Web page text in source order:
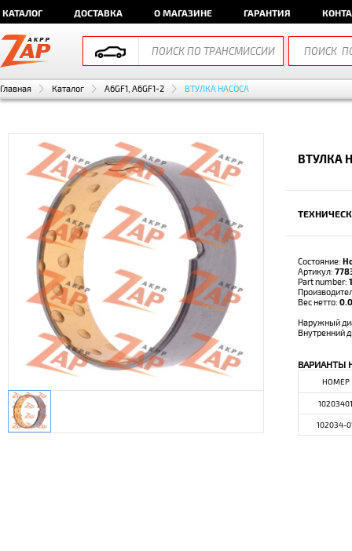
КАТАЛОГ ДОСТАВКА О МАГАЗИНЕ ГАРАНТИЯ
Главная Каталог A6GF1, A6GF1-2 ВТУЛКА НАСОСА
ВТУЛКА
Состояние:
Артикул:
Part number:
Вес нетто:
Наружный
Внутренний
ВАРИАНТЫ
НОМЕР
10203401
102034-